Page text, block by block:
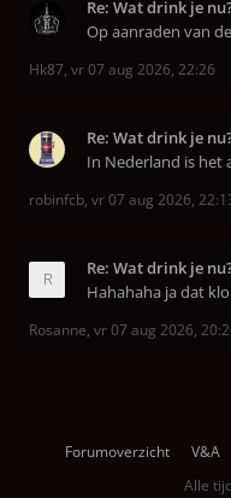
Re: Wat drink je
Op aanraden van
Hk87, vr 07 aug 2026, 22:26
Re: Wat drink je
In Nederland is het
robinfcb, vr 07 aug 2026,
Re: Wat drink je
Hahahaha ja dat
Rosanne, vr 07 aug 2026,
Forumoverzicht V&A
Alle